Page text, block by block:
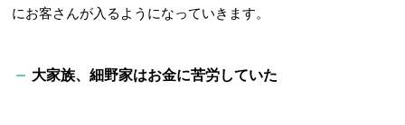
にお客さんが入るようになっていきます。
大家族、細野家はお金に苦労していた